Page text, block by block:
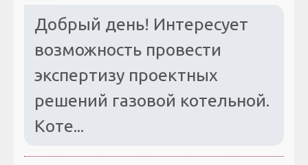
Добрый день! Интересует
возможность провести
экспертизу проектных
решений газовой котельной.
Коте...